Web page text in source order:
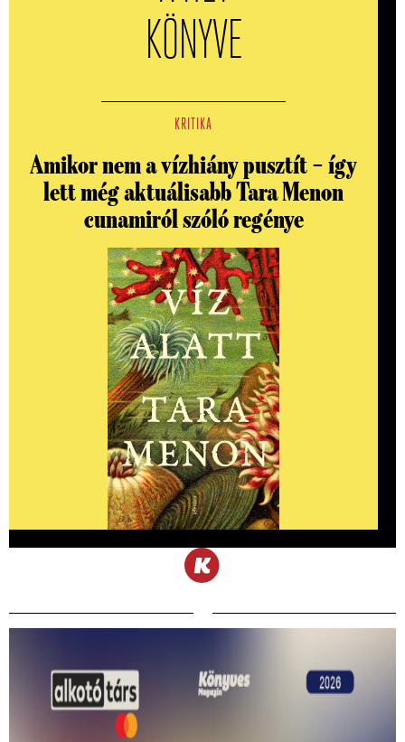
KÖNYVE
KRITIKA
Amikor nem a vízhiány pusztít – így
lett még aktuálisabb Tara Menon
cunamiról szóló regénye